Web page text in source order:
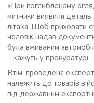
«При поглибленому
митники виявили деталь
літака. Щоб приховати
чоловік надав
була вживаним
– кажуть у прокуратурі.
Втім, проведена
належить до товарів
під державним